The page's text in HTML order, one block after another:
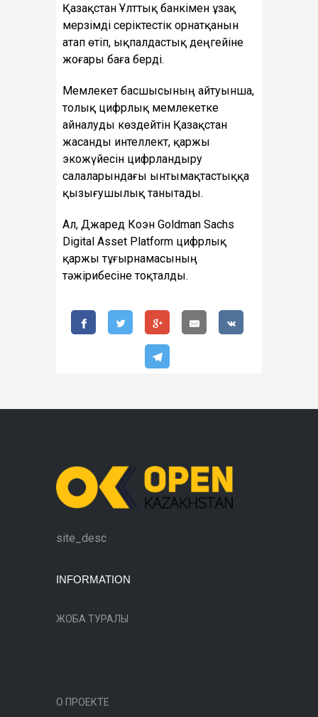
Қазақстан Ұлттық банкімен ұзақ
мерзімді серіктестік орнатқанын
атап өтіп, ықпалдастық деңгейіне
жоғары баға берді.
Мемлекет басшысының айтуынша,
толық цифрлық мемлекетке
айналуды көздейтін Қазақстан
жасанды интеллект, қаржы
экожүйесін цифрландыру
салаларындағы ынтымақтастыққа
қызығушылық танытады.
Ал, Джаред Коэн Goldman Sachs
Digital Asset Platform цифрлық
қаржы тұғырнамасының
тәжірибесіне тоқталды.
site_desc
INFORMATION
ЖОБА ТУРАЛЫ
О ПРОЕКТЕ